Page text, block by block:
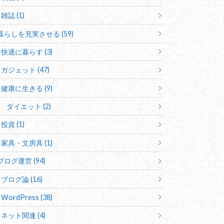
雑誌 (1)
らしを充実させる (59)
快適に暮らす (3)
ガジェット (47)
健康に生きる (9)
ダイエット (2)
投資 (1)
家具・文房具 (1)
ログ運営 (94)
ブログ論 (16)
WordPress (38)
ネット関連 (4)